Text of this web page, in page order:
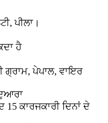
ਪੀਲਾ।
ਹੈ
ਗ੍ਰਾਮ, ਪੇਪਾਲ, ਵਾਇਰ
ਕਾਰਜਕਾਰੀ ਦਿਨਾਂ ਦੇ